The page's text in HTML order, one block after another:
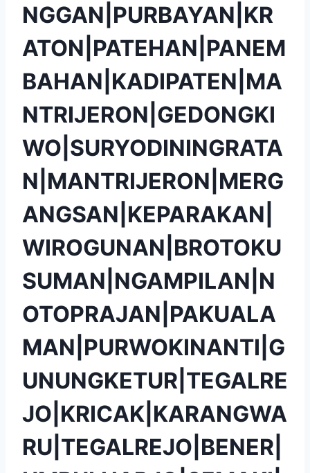
NGGAN|PURBAYAN|KR
ATON|PATEHAN|PANEM
BAHAN|KADIPATEN|MA
NTRIJERON|GEDONGKI
WO|SURYODININGRATA
N|MANTRIJERON|MERG
ANGSAN|KEPARAKAN|
WIROGUNAN|BROTOKU
SUMAN|NGAMPILAN|N
OTOPRAJAN|PAKUALA
MAN|PURWOKINANTI|G
UNUNGKETUR|TEGALRE
JO|KRICAK|KARANGWA
RU|TEGALREJO|BENER|